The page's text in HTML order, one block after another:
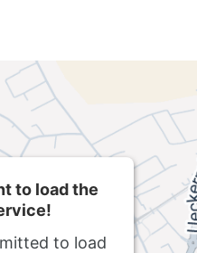
to load the
to load